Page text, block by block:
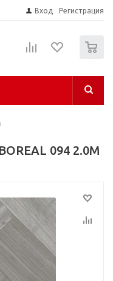
Вход Регистрация
094 2.0M